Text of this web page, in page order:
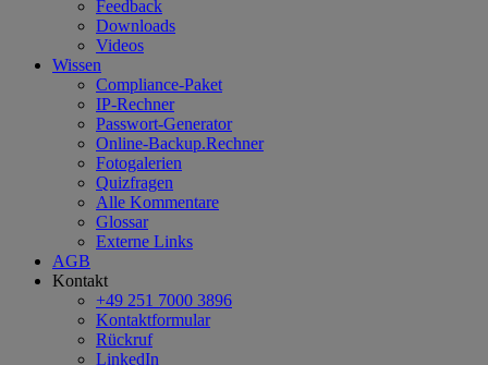
Feedback
Downloads
Videos
Wissen
Compliance-Paket
IP-Rechner
Passwort-Generator
Online-Backup.Rechner
Fotogalerien
Quizfragen
Alle Kommentare
Glossar
Externe Links
AGB
Kontakt
+49 251 7000 3896
Kontaktformular
Rückruf
LinkedIn